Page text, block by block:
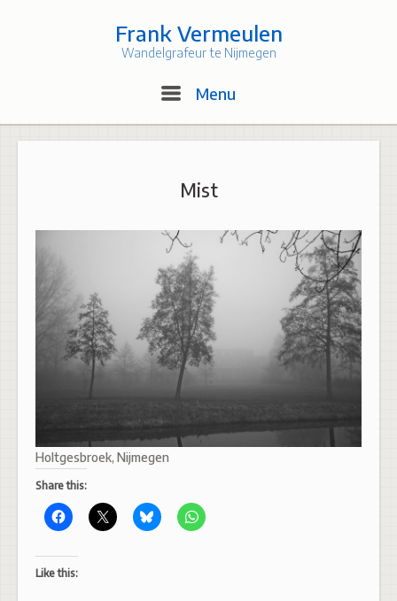
Frank Vermeulen
Wandelgrafeur te Nijmegen
Menu
Mist
Holtgesbroek, Nijmegen
Share this:
Like this: